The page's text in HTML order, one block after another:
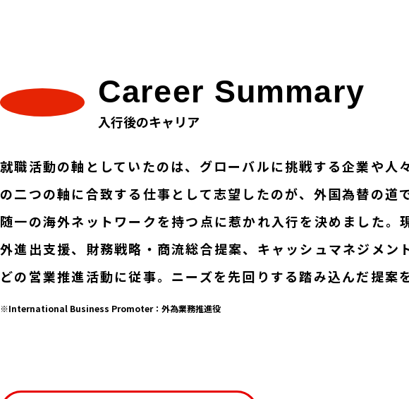
Career Summary
入行後のキャリア
就職活動の軸としていたのは、グローバルに挑戦する企業や
の二つの軸に合致する仕事として志望したのが、外国為替の
随一の海外ネットワークを持つ点に惹かれ入行を決めました
外進出支援、財務戦略・商流総合提案、キャッシュマネジメ
どの営業推進活動に従事。ニーズを先回りする踏み込んだ提案
International Business Promoter：外為業務推進役